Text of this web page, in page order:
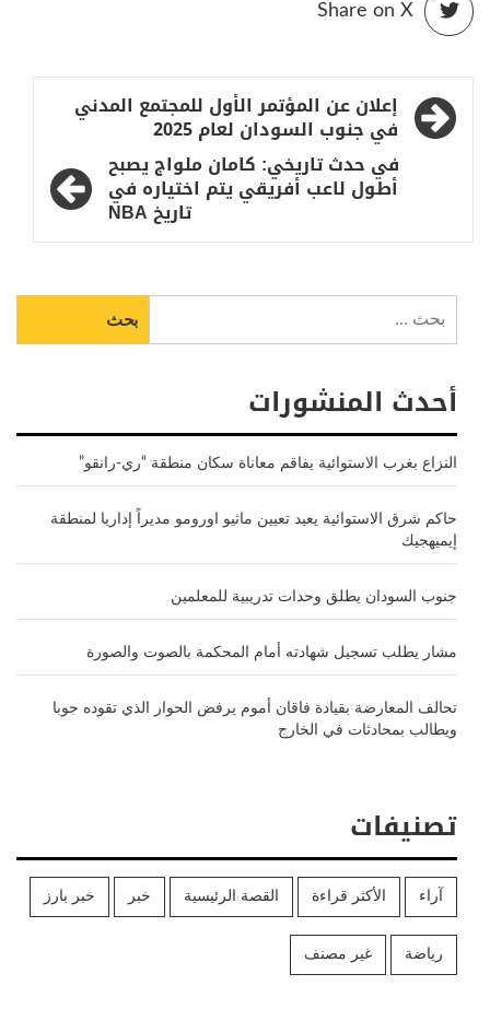
Share on X
تصفّح
المقالات
إعلان عن المؤتمر الأول للمجتمع المدني
في جنوب السودان لعام 2025
في حدث تاريخي: كامان ملواج يصبح
أطول لاعب أفريقي يتم اختياره في
تاريخ NBA
عن:
أحدث المنشورات
النزاع بغرب الاستوائية يفاقم معاناة سكان منطقة “ري-رانقو”
حاكم شرق الاستوائية يعيد تعيين ماثيو اورومو مديراً إداريا لمنطقة
إيميهجيك
جنوب السودان يطلق وحدات تدريبية للمعلمين
مشار يطلب تسجيل شهادته أمام المحكمة بالصوت والصورة
تحالف المعارضة بقيادة فاقان أموم يرفض الحوار الذي تقوده جوبا
ويطالب بمحادثات في الخارج
تصنيفات
آراء الأكثر قراءة القصة الرئيسية خبر خبر بارز
رياضة غير مصنف